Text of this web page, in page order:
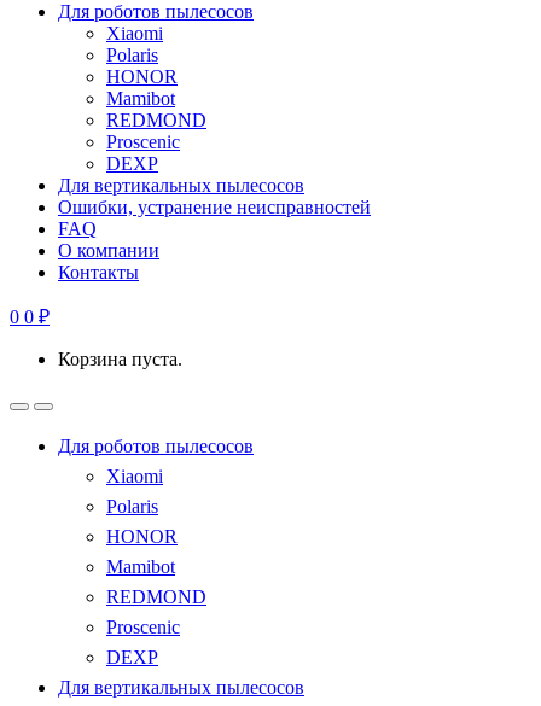
Для роботов пылесосов
Xiaomi
Polaris
HONOR
Mamibot
REDMOND
Proscenic
DEXP
Для вертикальных пылесосов
Ошибки, устранение неисправностей
FAQ
О компании
Контакты
0 0 ₽
Корзина пуста.
Для роботов пылесосов
Xiaomi
Polaris
HONOR
Mamibot
REDMOND
Proscenic
DEXP
Для вертикальных пылесосов